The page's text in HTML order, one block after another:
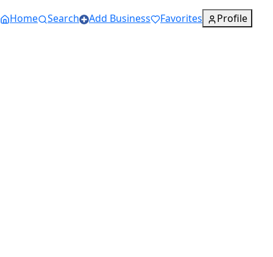
Home
Search Add Business Favorites Profile